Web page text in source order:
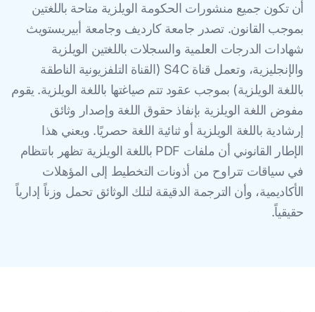
أن تكون جميع منشورات الحكومة الويلزية متاحة باللغتين
بموجب القانون. تصدر جامعة كارديف وجامعة أبيريستويث
شهادات الدرجات العلمية والسجلات باللغتين الويلزية
والإنجليزية، وتعمل قناة S4C (القناة التلفزيونية الناطقة
باللغة الويلزية) بموجب عقود تتم صياغتها باللغة الويلزية. يقوم
مفوض اللغة الويلزية بإنفاذ حقوق اللغة وإصدار وثائق
إرشادية باللغة الويلزية أو ثنائية اللغة حصريًا. ويعني هذا
الإطار القانوني أن ملفات PDF باللغة الويلزية تظهر بانتظام
في سياقات تتراوح من أذونات التخطيط إلى المؤهلات
الأكاديمية، وأن الترجمة الدقيقة لتلك الوثائق تحمل وزناً إدارياً
حقيقياً.